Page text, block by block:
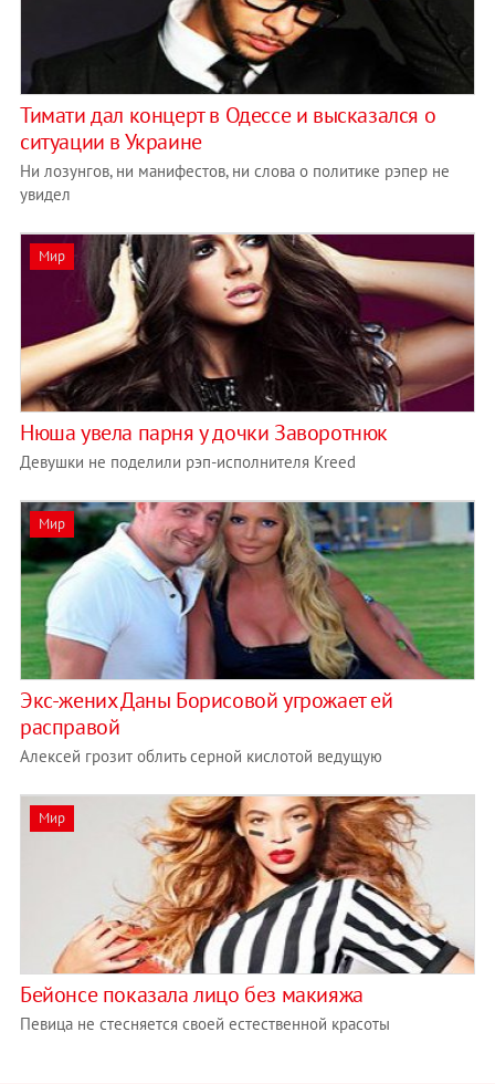
Тимати дал концерт в Одессе и высказался о
ситуации в Украине
Ни лозунгов, ни манифестов, ни слова о политике рэпер не
увидел
Мир
Нюша увела парня у дочки Заворотнюк
Девушки не поделили рэп-исполнителя Kreed
Мир
Экс-жених Даны Борисовой угрожает ей
расправой
Алексей грозит облить серной кислотой ведущую
Мир
Бейонсе показала лицо без макияжа
Певица не стесняется своей естественной красоты